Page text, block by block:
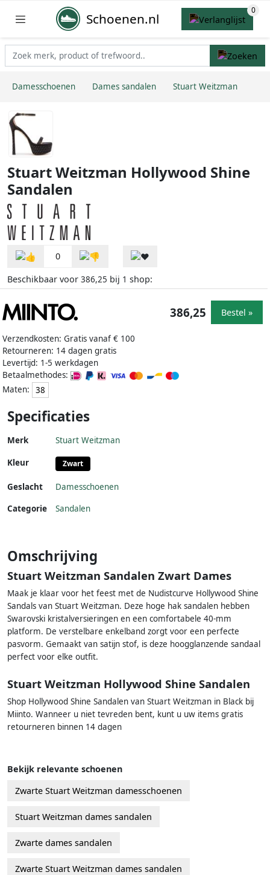
Schoenen.nl
Damesschoenen Dames sandalen Stuart Weitzman
Stuart Weitzman Hollywood Shine
Sandalen
0
Beschikbaar voor 386,25 bij 1 shop:
Verzendkosten: Gratis vanaf € 100
Retourneren: 14 dagen gratis
Levertijd: 1-5 werkdagen
Betaalmethodes:
Maten:
38
386,25 Bestel »
Specificaties
Merk Stuart Weitzman
Kleur Zwart
Geslacht
Damesschoenen
Categorie
Sandalen
Omschrijving
Stuart Weitzman Sandalen Zwart Dames
Maak je klaar voor het feest met de Nudistcurve Hollywood Shine
Sandals van Stuart Weitzman. Deze hoge hak sandalen hebben
Swarovski kristalversieringen en een comfortabele 40-mm
platform. De verstelbare enkelband zorgt voor een perfecte
pasvorm. Gemaakt van satijn stof, is deze hoogglanzende sandaal
perfect voor elke outfit.
Stuart Weitzman Hollywood Shine Sandalen
Shop Hollywood Shine Sandalen van Stuart Weitzman in Black bij
Miinto. Wanneer u niet tevreden bent, kunt u uw items gratis
retourneren binnen 14 dagen
Bekijk relevante schoenen
Zwarte Stuart Weitzman damesschoenen
Stuart Weitzman dames sandalen
Zwarte dames sandalen
Zwarte Stuart Weitzman dames sandalen